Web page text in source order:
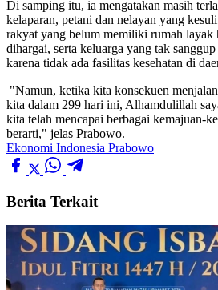
Di samping itu, ia mengatakan masih
kelaparan, petani dan nelayan yang
rakyat yang belum memiliki rumah layak
dihargai, serta keluarga yang tak
karena tidak ada fasilitas kesehatan di
"Namun, ketika kita konsekuen
kita dalam 299 hari ini, Alhamdulillah
kita telah mencapai berbagai kemajuan-
berarti," jelas Prabowo.
Ekonomi Indonesia Prabowo
Berita Terkait